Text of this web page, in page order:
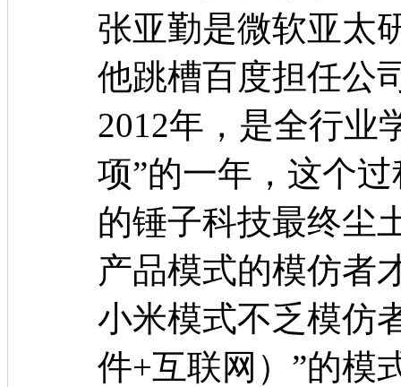
张亚勤是微软亚太
他跳槽百度担任公
2012年，是全行业
项”的一年，这个
的锤子科技最终尘
产品模式的模仿者
小米模式不乏模仿
件+互联网）”的模